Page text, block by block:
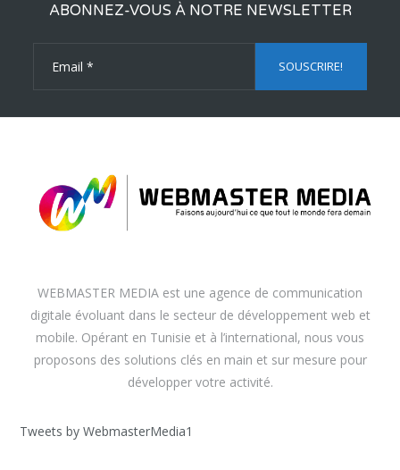
ABONNEZ-VOUS À NOTRE NEWSLETTER
WEBMASTER MEDIA est une agence de communication
digitale évoluant dans le secteur de développement web et
mobile. Opérant en Tunisie et à l’international, nous vous
proposons des solutions clés en main et sur mesure pour
développer votre activité.
Tweets by WebmasterMedia1